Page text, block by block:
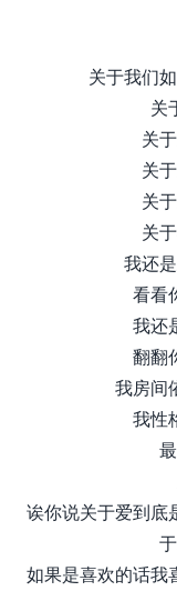
关于我们
关
关
关
关
关
我还
看看
我还
翻翻
我房间
我性
诶你说关于爱到底
如果是喜欢的话我